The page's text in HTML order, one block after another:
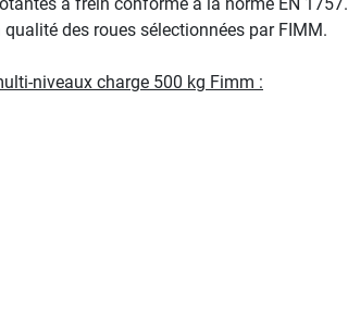
des roues sélectionnées par FIMM.
niveaux charge 500 kg Fimm :